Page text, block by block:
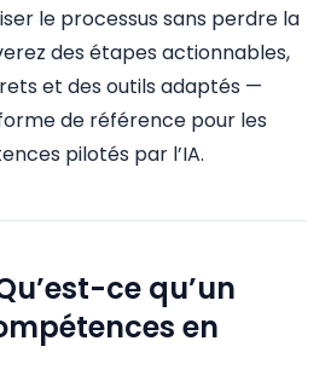
le processus sans perdre la
des étapes actionnables,
et des outils adaptés —
de référence pour les
pilotés par l’IA.
ce qu’un
en